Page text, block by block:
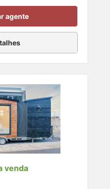
agente
venda